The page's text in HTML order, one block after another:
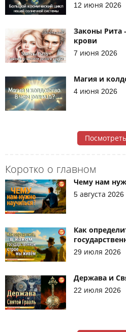
Коротко о главном
Чему нам
5 августа 2026
Как
29 июля 2026
Держава и
22 июля 2026
12 июня 2026
Законы Рита
крови
7 июня 2026
Магия и
4 июня 2026